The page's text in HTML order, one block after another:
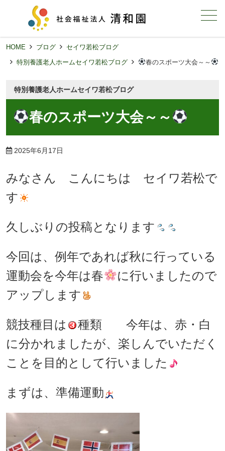
メニュー
HOME ブログ
セイワ若松ブログ
特別養護老人ホームセイワ若松ブログ
春のスポーツ大会～～
特別養護老人ホームセイワ若松ブログ
春のスポーツ大会～～
2025年6月17日
みなさん こんにちは セイワ若松で
す
久しぶりの投稿となります
今回は、例年であれば秋に行っている
運動会を今年は春
に行いましたので
アップします
競技種目は
種類 今年は、赤・白
に分かれましたが、楽しんでいただく
ことを目的として行いました
まずは、準備運動